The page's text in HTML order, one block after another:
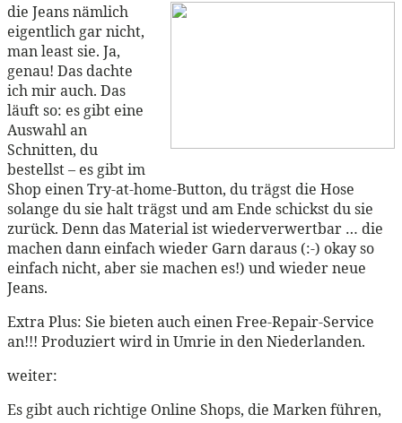
die Jeans nämlich
eigentlich gar nicht,
man least sie. Ja,
genau! Das dachte
ich mir auch. Das
läuft so: es gibt eine
Auswahl an
Schnitten, du
bestellst – es gibt im
Shop einen Try-at-home-Button, du trägst die Hose
solange du sie halt trägst und am Ende schickst du sie
zurück. Denn das Material ist wiederverwertbar … die
machen dann einfach wieder Garn daraus (:-) okay so
einfach nicht, aber sie machen es!) und wieder neue
Jeans.
Extra Plus: Sie bieten auch einen Free-Repair-Service
an!!! Produziert wird in Umrie in den Niederlanden.
weiter:
Es gibt auch richtige Online Shops, die Marken führen,